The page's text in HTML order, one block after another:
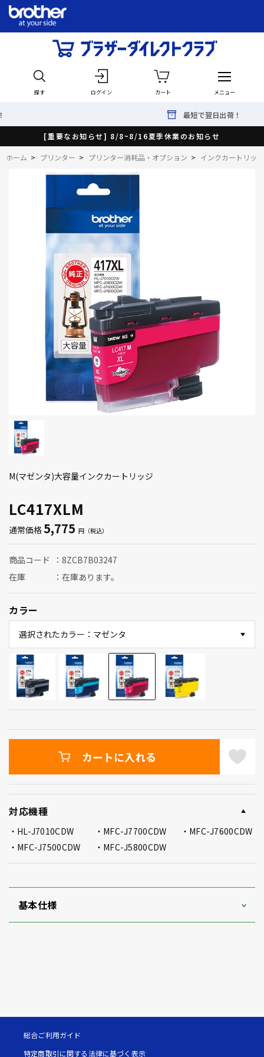
探す ログイン カート メニュー
最短で翌日出荷！
[重要なお知らせ] 8/8~8/16夏季休業のお知らせ
ホーム > プリンター > プリンター消耗品・オプション > インクカートリッジ
LC417XLM
M(マゼンタ)大容量インクカートリッジ
通常価格5,775
商品コード
8ZCB7B03247
在庫
在庫あります。
カラー
選択されたカラー：マゼンタ
カートに入れる
対応機種
HL-J7010CDW MFC-J7700CDW
MFC-J7600CDW
MFC-J7500CDW
MFC-J5800CDW
基本仕様
総合ご利用ガイド
特定商取引に関する法律に基づく表示